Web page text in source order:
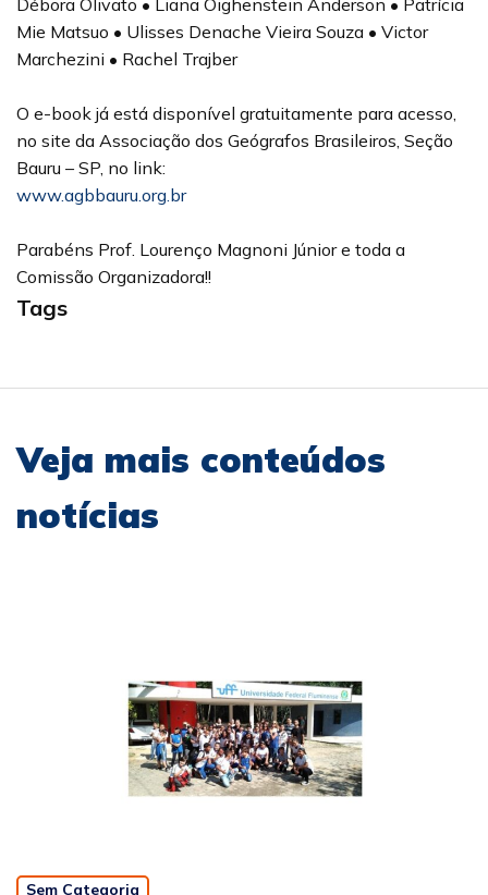
Débora Olivato • Liana Oighenstein Anderson • Patrícia
Mie Matsuo • Ulisses Denache Vieira Souza • Victor
Marchezini • Rachel Trajber
O e-book já está disponível gratuitamente para acesso,
no site da Associação dos Geógrafos Brasileiros, Seção
Bauru – SP, no link:
www.agbbauru.org.br
Parabéns Prof. Lourenço Magnoni Júnior e toda a
Comissão Organizadora!!
Tags
Veja mais conteúdos
notícias
Sem Categoria